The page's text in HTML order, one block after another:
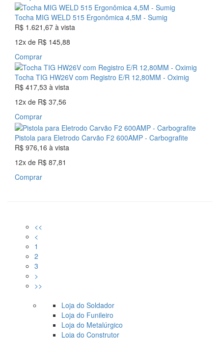
Tocha MIG WELD 515 Ergonômica 4,5M - Sumig
R$ 1.621,67 à vista
12x de R$ 145,88
Comprar
Tocha TIG HW26V com Registro E/R 12,80MM - Oximig
R$ 417,53 à vista
12x de R$ 37,56
Comprar
Pistola para Eletrodo Carvão F2 600AMP - Carbografite
R$ 976,16 à vista
12x de R$ 87,81
Comprar
<<
<
1
2
3
>
>>
Loja do Soldador
Loja do Funileiro
Loja do Metalúrgico
Loja do Construtor